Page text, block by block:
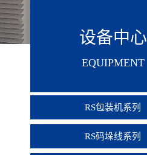
设备中心
EQUIPMENT
RS包装机系列
RS码垛线系列